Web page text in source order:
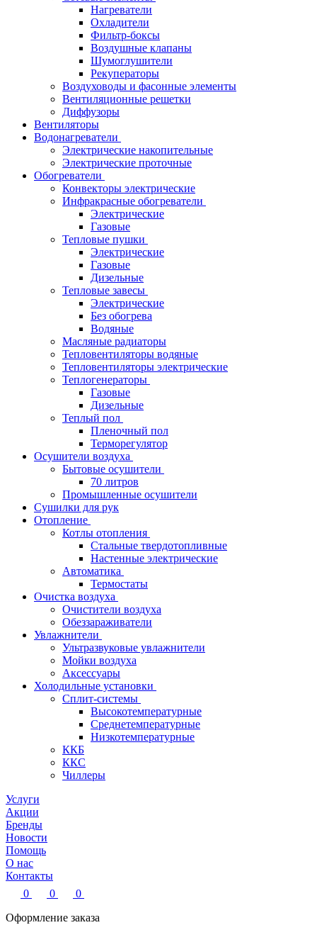
Нагреватели
Охладители
Фильтр-боксы
Воздушные клапаны
Шумоглушители
Рекуператоры
Воздуховоды и фасонные элементы
Вентиляционные решетки
Диффузоры
Вентиляторы
Водонагреватели
Электрические накопительные
Электрические проточные
Обогреватели
Конвекторы электрические
Инфракрасные обогреватели
Электрические
Газовые
Тепловые пушки
Электрические
Газовые
Дизельные
Тепловые завесы
Электрические
Без обогрева
Водяные
Масляные радиаторы
Тепловентиляторы водяные
Тепловентиляторы электрические
Теплогенераторы
Газовые
Дизельные
Теплый пол
Пленочный пол
Терморегулятор
Осушители воздуха
Бытовые осушители
70 литров
Промышленные осушители
Сушилки для рук
Отопление
Котлы отопления
Стальные твердотопливные
Настенные электрические
Автоматика
Термостаты
Очистка воздуха
Очистители воздуха
Обеззараживатели
Увлажнители
Ультразвуковые увлажнители
Мойки воздуха
Аксессуары
Холодильные установки
Сплит-системы
Высокотемпературные
Среднетемпературные
Низкотемпературные
ККБ
ККС
Чиллеры
Услуги
Акции
Бренды
Новости
Помощь
О нас
Контакты
0
0
0
Оформление заказа